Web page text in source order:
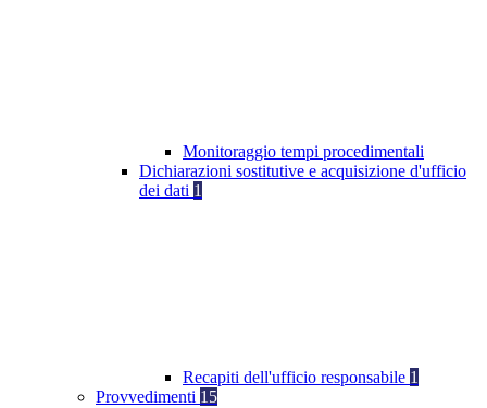
Monitoraggio tempi procedimentali
Dichiarazioni sostitutive e acquisizione d'ufficio
dei dati 1
Recapiti dell'ufficio responsabile 1
Provvedimenti 15